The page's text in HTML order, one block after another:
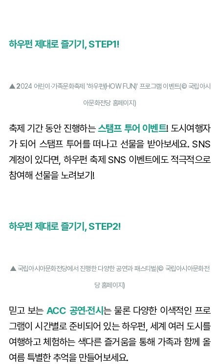
하우펀 제대로 즐기기, STEP1!
▲ 2024 어린이·가족문화축제 '하우펀(HOW FUN)' 프로그램 이벤트(© 국립아시
아문화전당 홈페이지)
축제 기간 동안 진행하는스탬프 투어 이벤트! 도시여행자
가 되어 스탬프 투어를 떠나고 선물을 받아보세요. SNS
계정이 있다면, 하우펀 축제 SNS 이벤트에도 적극적으로
참여해 선물을 노려보기!
하우펀 제대로 즐기기, STEP2!
▲ 국립아시아문화전당에서 진행한 다양한 공연과 패스티벌(© 국립아시아문화전
당 홈페이지)
믿고 보는 ACC 공연·전시 는 물론 다양한 이색적인 프로
그램이 시간별로 준비되어 있는 하우펀, 세계 여러 도시를
여행하고 체험하는 색다른 즐거움을 통해 가족과 함께 올
여름 특별한 추억을 만들어보세요.